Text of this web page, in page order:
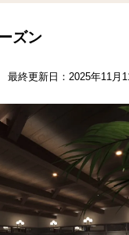
ズン
最終更新日：2025年11月